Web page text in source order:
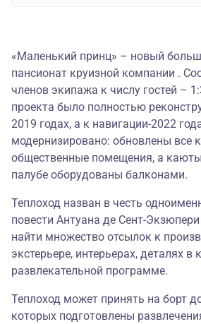
«Маленький принц» – новый
пансионат круизной компании .
членов экипажа к числу гостей –
проекта было полностью
2019 годах, а к навигации-2022
модернизировано: обновлены все
общественные помещения, а
палубе оборудованы балконами.
Теплоход назван в честь
повести Антуана де Сент-
найти множество отсылок к
экстерьере, интерьерах, деталях в
развлекательной программе.
Теплоход может принять на борт
которых подготовлены